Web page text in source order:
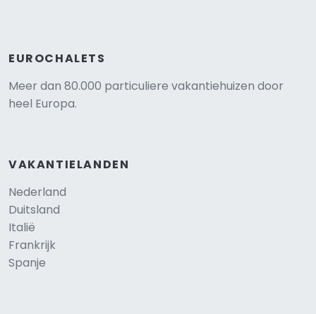
EUROCHALETS
Meer dan 80.000 particuliere vakantiehuizen door
heel Europa.
VAKANTIELANDEN
Nederland
Duitsland
Italië
Frankrijk
Spanje